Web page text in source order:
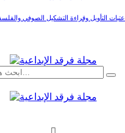
عتبات التأويل وقراءة التشكيل الصوفي